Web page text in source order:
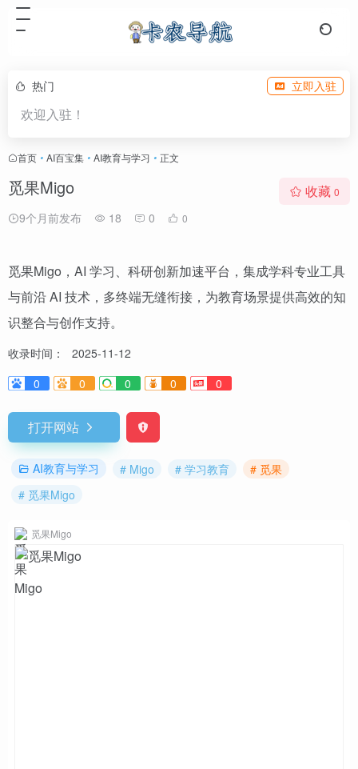
热门 立即入驻
欢迎入驻！
首页 • AI百宝集 • AI教育与学习 • 正文
觅果Migo
9个月前发布 18 0 0
收藏 0
觅果Migo，AI 学习、科研创新加速平台，集成学科专业工具
与前沿 AI 技术，多终端无缝衔接，为教育场景提供高效的知
识整合与创作支持。
收录时间：
2025-11-12
0
0 0 0 0
打开网站
AI教育与学习 # Migo # 学习教育
# 觅果
# 觅果Migo
觅果Migo